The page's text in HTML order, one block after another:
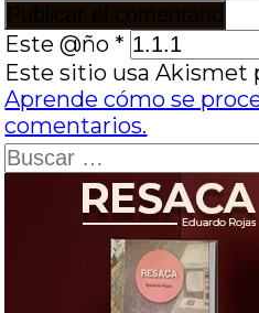
Este @ño *
Este sitio usa Akismet
Aprende cómo se
comentarios.
Buscar: